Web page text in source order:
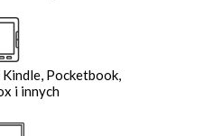
Pocketbook,
i innych